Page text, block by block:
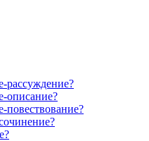
рассуждение?
описание?
повествование?